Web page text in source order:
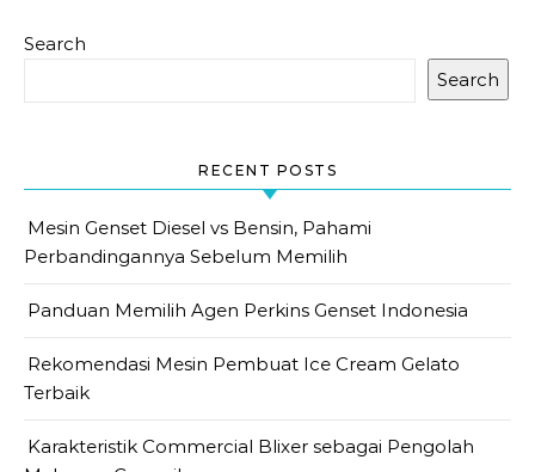
Search
Search
RECENT POSTS
Mesin Genset Diesel vs Bensin, Pahami
Perbandingannya Sebelum Memilih
Panduan Memilih Agen Perkins Genset Indonesia
Rekomendasi Mesin Pembuat Ice Cream Gelato
Terbaik
Karakteristik Commercial Blixer sebagai Pengolah